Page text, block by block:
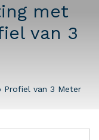
met
van 3
Profiel van 3 Meter